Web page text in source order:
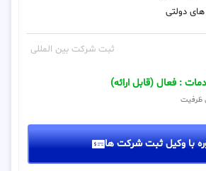
دولتی
ثبت شرکت بین المللی
: فعال (قابل ارائه)
ظرفیت
با وکیل ثبت شرکت ها